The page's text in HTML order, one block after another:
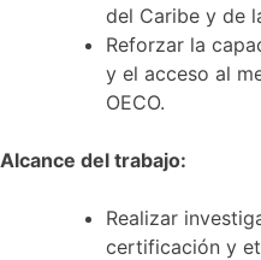
del Caribe y de
Reforzar la
y el acceso al
OECO.
Alcance del trabajo:
Realizar
certificación y